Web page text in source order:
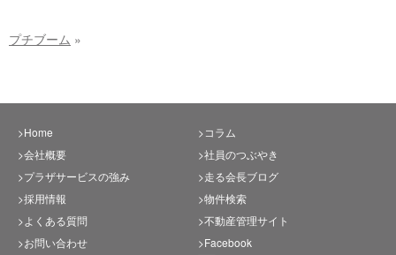
プチブーム »
>コラム
>社員のつぶやき
>走る会長ブログ
>物件検索
>不動産管理サイト
>Facebook
>Home
>会社概要
>プラザサービスの強み
>採用情報
>よくある質問
>お問い合わせ